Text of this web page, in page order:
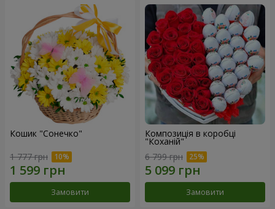
Кошик "Сонечко"
1 777 грн
Замовити
Композиція в коробці
"Коханій"
6 799 грн
Замовити